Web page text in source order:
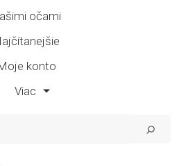
očami
konto
Viac